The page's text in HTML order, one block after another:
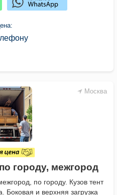
Москва
городу, межгород
по городу. Кузов тент
Боковая и верхняя загрузка